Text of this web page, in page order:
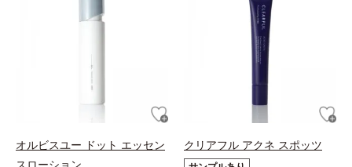
オルビスユー ドット エッセン
クリアフル アクネ スポッツ